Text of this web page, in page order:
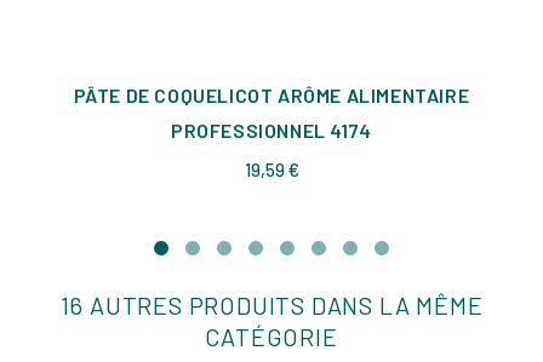
PÂTE DE COQUELICOT ARÔME ALIMENTAIRE
PROFESSIONNEL 4174
19,59 €Prix
16 AUTRES PRODUITS DANS LA MÊME
CATÉGORIE